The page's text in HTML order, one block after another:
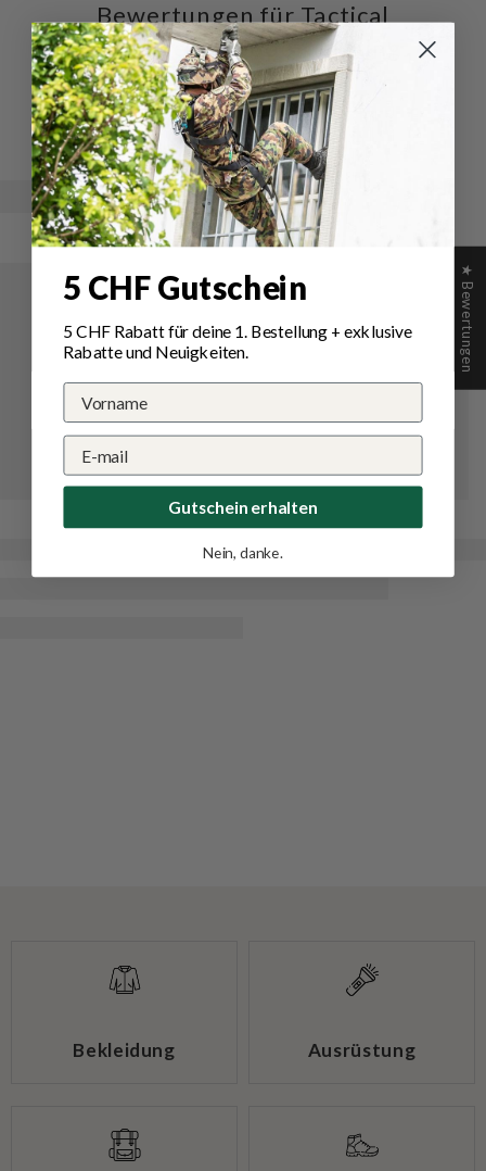
Bewertungen für Tactical
Foodpack Outdoornahrung
BIG Süsskartoffel Curry
Schreiben Sie die erste Bewertung
Bekleidung Ausrüstung
★ Bewertungen
5 CHF Gutschein
5 CHF Rabatt für deine 1. Bestellung+ exklusive
Rabatte und Neuigkeiten.
Gutschein erhalten
Nein, danke.